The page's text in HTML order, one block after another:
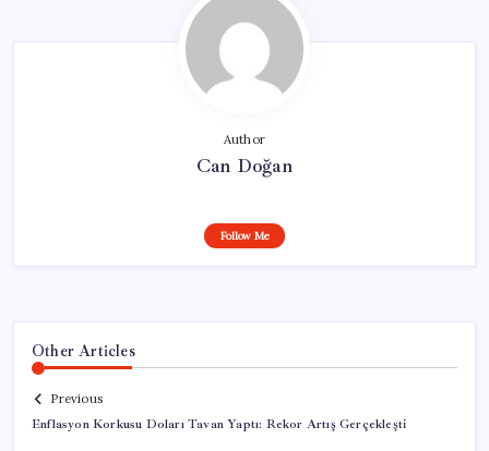
Author
Can Doğan
Follow Me
Other Articles
Previous
Enflasyon Korkusu Doları Tavan Yaptı: Rekor Artış Gerçekleşti